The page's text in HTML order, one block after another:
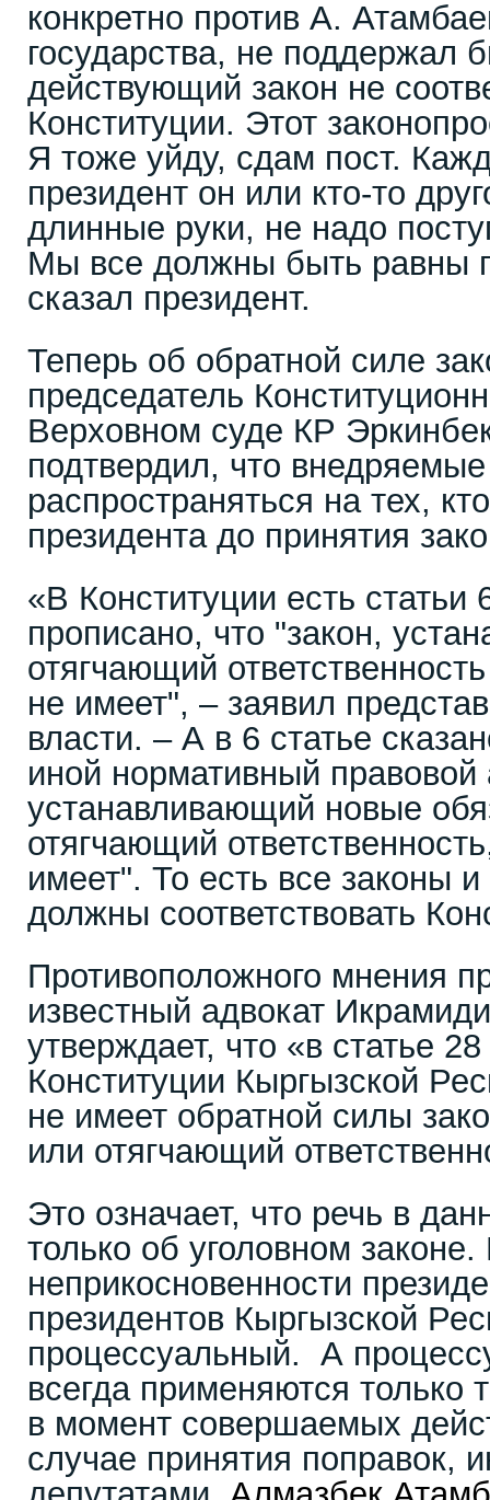
конкретно против А.
государства, не поддержал
действующий закон не
Конституции. Этот
Я тоже уйду, сдам пост.
президент он или кто-то
длинные руки, не надо
Мы все должны быть равны
сказал президент.
Теперь об обратной силе
председатель
Верховном суде КР
подтвердил, что
распространяться на тех,
президента до принятия
«В Конституции есть статьи
прописано, что "закон,
отягчающий
не имеет", – заявил
власти. – А в 6 статье
иной нормативный правовой
устанавливающий новые
отягчающий
имеет". То есть все законы
должны соответствовать
Противоположного мнения
известный адвокат
утверждает, что «в статье
Конституции Кыргызской
не имеет обратной силы
или отягчающий
Это означает, что речь в
только об уголовном
неприкосновенности
президентов Кыргызской
процессуальный. А
всегда применяются только
в момент совершаемых
случае принятия поправок,